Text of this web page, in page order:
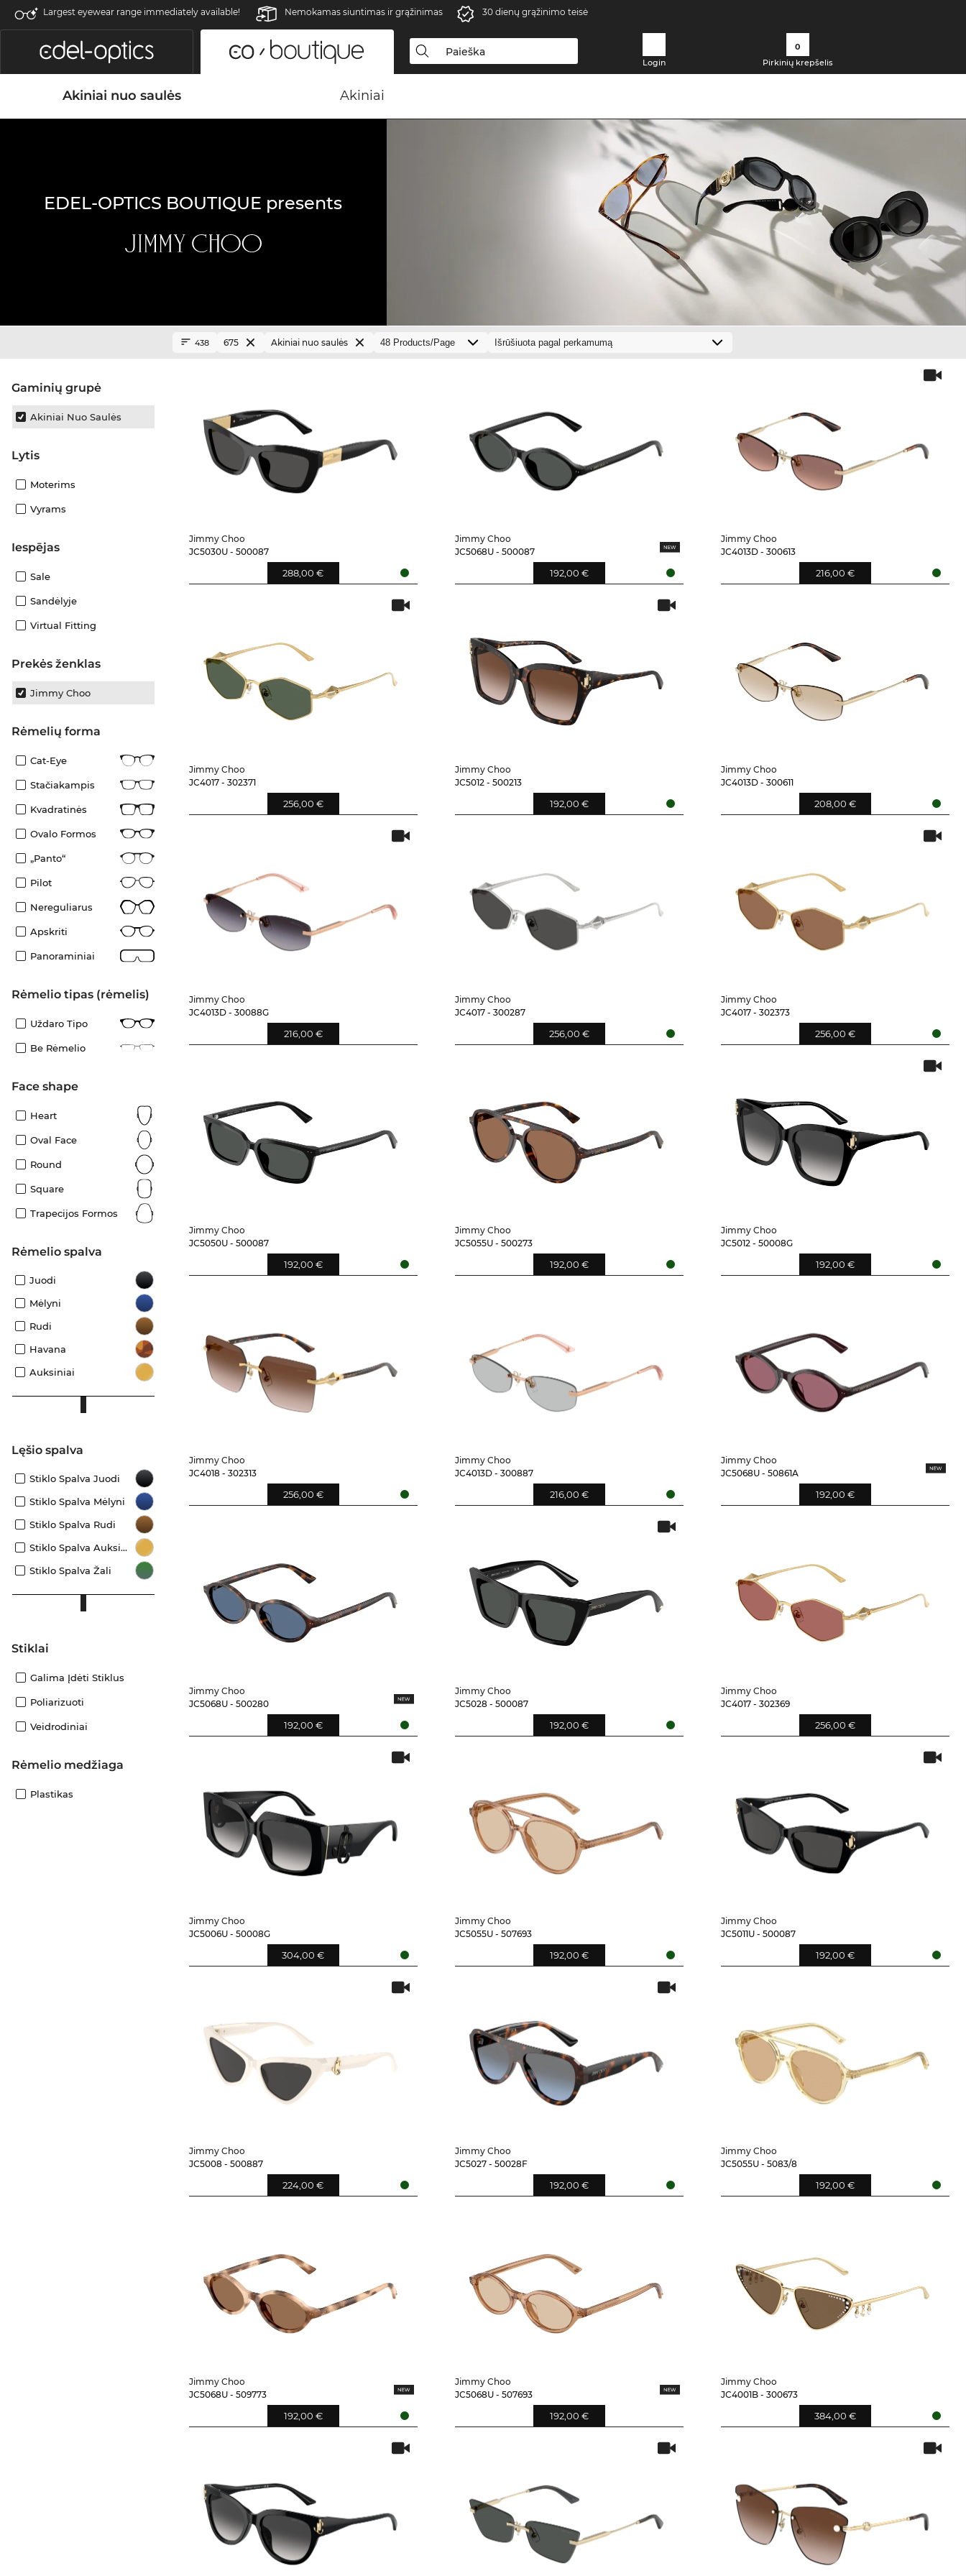
Largest eyewear range immediately available! Nemokamas siuntimas ir grąžinimas 30 dienų grąžinimo teisė
Login
0
Pirkinių krepšelis
Akiniai nuo saulės Akiniai
EDEL-OPTICS BOUTIQUE presents
Gaminių grupė
Akiniai Nuo Saulės
Lytis
Moterims
Vyrams
Iespējas
Sale
Sandėlyje
Virtual Fitting
Prekės ženklas
Jimmy Choo
Rėmelių forma
Cat-Eye
Stačiakampis
Kvadratinės
Ovalo Formos
„Panto“
Pilot
Nereguliarus
Apskriti
Panoraminiai
Rėmelio tipas (rėmelis)
Uždaro Tipo
Be Rėmelio
Face shape
Heart
Oval Face
Round
Square
Trapecijos Formos
Rėmelio spalva
Juodi
Mėlyni
Rudi
Havana
Auksiniai
Lęšio spalva
Stiklo Spalva Juodi
Stiklo Spalva Mėlyni
Stiklo Spalva Rudi
Stiklo Spalva Auksiniai
Stiklo Spalva Žali
Stiklai
Galima Įdėti Stiklus
Poliarizuoti
Veidrodiniai
Rėmelio medžiaga
Plastikas
438 675 Akiniai nuo saulės
Jimmy Choo
JC5030U - 500087
288,00 €
Jimmy Choo
JC5068U - 500087
192,00 €
Jimmy Choo
JC4013D - 300613
216,00 €
Jimmy Choo
JC4017 - 302371
256,00 €
Jimmy Choo
JC5012 - 500213
192,00 €
Jimmy Choo
JC4013D - 300611
208,00 €
Jimmy Choo
JC4013D - 30088G
216,00 €
Jimmy Choo
JC4017 - 300287
256,00 €
Jimmy Choo
JC4017 - 302373
256,00 €
Jimmy Choo
JC5050U - 500087
192,00 €
Jimmy Choo
JC5055U - 500273
192,00 €
Jimmy Choo
JC5012 - 50008G
192,00 €
Jimmy Choo
JC4018 - 302313
256,00 €
Jimmy Choo
JC4013D - 300887
216,00 €
Jimmy Choo
JC5068U - 50861A
192,00 €
Jimmy Choo
JC5068U - 500280
192,00 €
Jimmy Choo
JC5028 - 500087
192,00 €
Jimmy Choo
JC4017 - 302369
256,00 €
Jimmy Choo
JC5006U - 50008G
304,00 €
Jimmy Choo
JC5055U - 507693
192,00 €
Jimmy Choo
JC5011U - 500087
192,00 €
Jimmy Choo
JC5008 - 500887
224,00 €
Jimmy Choo
JC5027 - 50028F
192,00 €
Jimmy Choo
JC5055U - 5083/8
192,00 €
Jimmy Choo
JC5068U - 509773
192,00 €
Jimmy Choo
JC5068U - 507693
192,00 €
Jimmy Choo
JC4001B - 300673
384,00 €